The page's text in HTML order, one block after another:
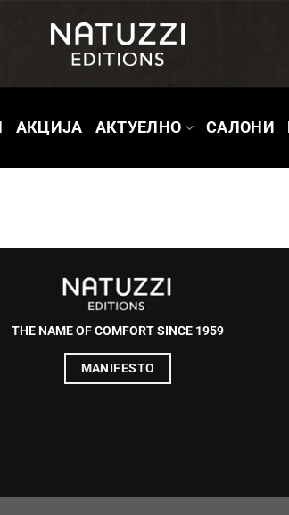
АКЦИЈА АКТУЕЛНО САЛОНИ
THE NAME OF COMFORT SINCE 1959
MANIFESTO